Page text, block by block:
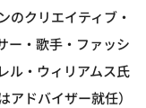
のクリエイティブ・
ー・歌手・ファッシ
ル・ウィリアムス氏
ドバイザー就任）